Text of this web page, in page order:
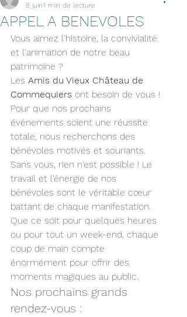
APPEL A BENEVOLES
8 juin1 min de lecture
Vous aimez l'histoire, la convivialité
et l'animation de notre beau
patrimoine ?
Les Amis du Vieux Château de
Commequiers ont besoin de vous !
Pour que nos prochains
événements soient une réussite
totale, nous recherchons des
bénévoles motivés et souriants.
Sans vous, rien n'est possible ! Le
travail et l'énergie de nos
bénévoles sont le véritable cœur
battant de chaque manifestation.
Que ce soit pour quelques heures
ou pour tout un week-end, chaque
coup de main compte
énormément pour offrir des
moments magiques au public.
Nos prochains grands
rendez-vous :